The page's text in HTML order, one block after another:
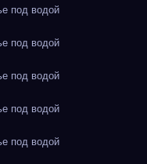
под водой
под водой
под водой
под водой
под водой